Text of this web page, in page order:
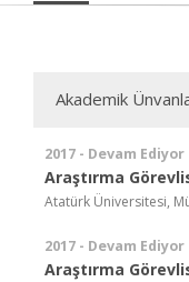
Akademik
2017 - Devam Ediyor
Araştırma
Atatürk Üniversitesi,
2017 - Devam Ediyor
Araştırma